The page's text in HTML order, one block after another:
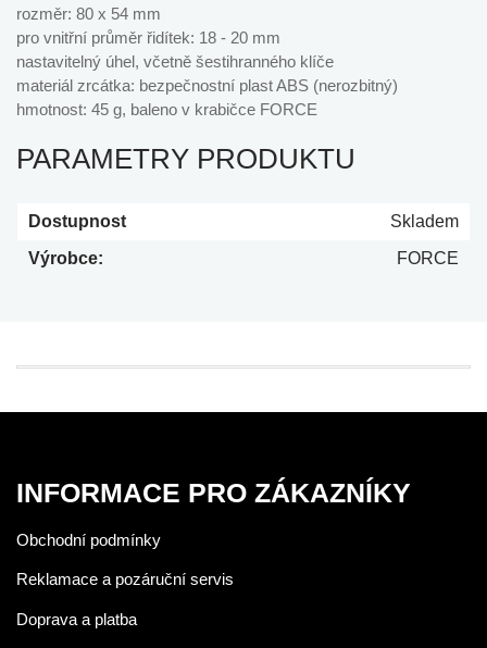
rozměr: 80 x 54 mm
pro vnitřní průměr řidítek: 18 - 20 mm
nastavitelný úhel, včetně šestihranného klíče
materiál zrcátka: bezpečnostní plast ABS (nerozbitný)
hmotnost: 45 g, baleno v krabičce FORCE
PARAMETRY PRODUKTU
Dostupnost
Skladem
Výrobce:
FORCE
INFORMACE PRO ZÁKAZNÍKY
Obchodní podmínky
Reklamace a pozáruční servis
Doprava a platba